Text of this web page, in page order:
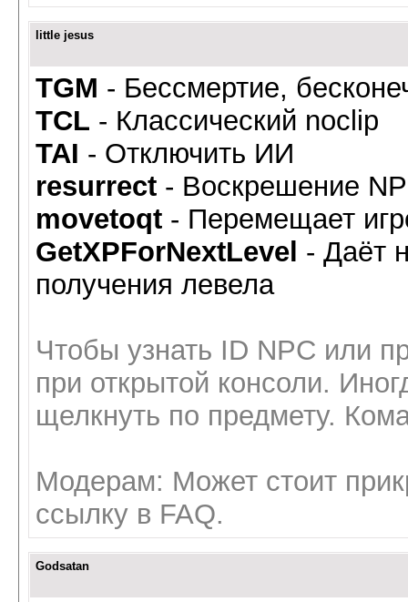
little jesus
TGM - Бессмертие,
TCL - Классический noclip
TAI - Отключить ИИ
resurrect - Воскрешение
movetoqt - Перемещает
GetXPForNextLevel - Даёт
получения левела
Чтобы узнать ID NPC или
при открытой консоли.
щелкнуть по предмету.
Модерам: Может стоит
ссылку в FAQ.
Godsatan